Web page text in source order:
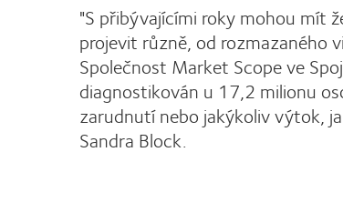
"S přibývajícími roky mohou mít
projevit různě, od rozmazaného
Společnost Market Scope ve
diagnostikován u 17,2 milionu
zarudnutí nebo jakýkoliv výtok,
Sandra Block.